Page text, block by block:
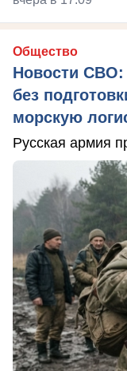
Общество
Новости СВО:
без
морскую
Русская армия